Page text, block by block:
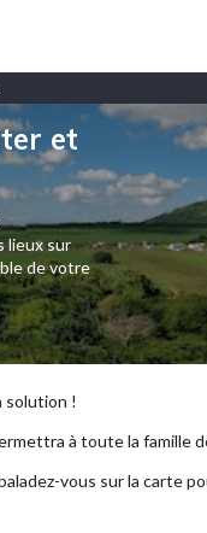
et
lieux sur
de votre
solution !
à toute la
vous sur la carte